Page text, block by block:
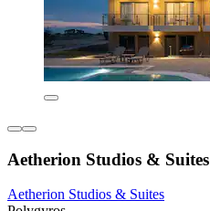
Aetherion Studios & Suites
Aetherion Studios & Suites